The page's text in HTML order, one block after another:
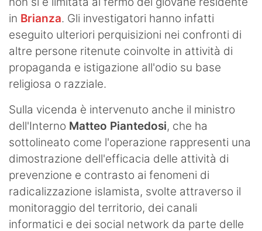
in Brianza. Gli investigatori hanno infatti
eseguito ulteriori perquisizioni nei confronti di
altre persone ritenute coinvolte in attività di
propaganda e istigazione all'odio su base
religiosa o razziale.
Sulla vicenda è intervenuto anche il ministro
dell'Interno Matteo Piantedosi, che ha
sottolineato come l'operazione rappresenti una
dimostrazione dell'efficacia delle attività di
prevenzione e contrasto ai fenomeni di
radicalizzazione islamista, svolte attraverso il
monitoraggio del territorio, dei canali
informatici e dei social network da parte delle